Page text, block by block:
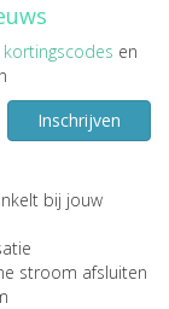
kortingscodes en
Inschrijven
bij jouw
stroom afsluiten